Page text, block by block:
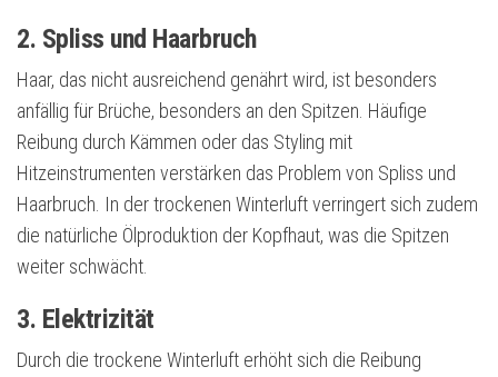
2. Spliss und Haarbruch
Haar, das nicht ausreichend genährt wird, ist besonders
anfällig für Brüche, besonders an den Spitzen. Häufige
Reibung durch Kämmen oder das Styling mit
Hitzeinstrumenten verstärken das Problem von Spliss und
Haarbruch. In der trockenen Winterluft verringert sich zudem
die natürliche Ölproduktion der Kopfhaut, was die Spitzen
weiter schwächt.
3. Elektrizität
Durch die trockene Winterluft erhöht sich die Reibung